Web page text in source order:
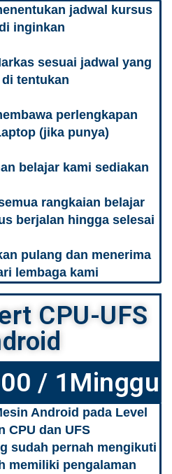
jadwal kursus
inginkan
sesuai jadwal yang
tentukan
perlengkapan
(jika punya)
belajar kami sediakan
rangkaian belajar
berjalan hingga selesai
pulang dan menerima
lembaga kami
CPU-UFS
/ 1Minggu
Android pada Level
CPU dan UFS
sudah pernah mengikuti
memiliki pengalaman